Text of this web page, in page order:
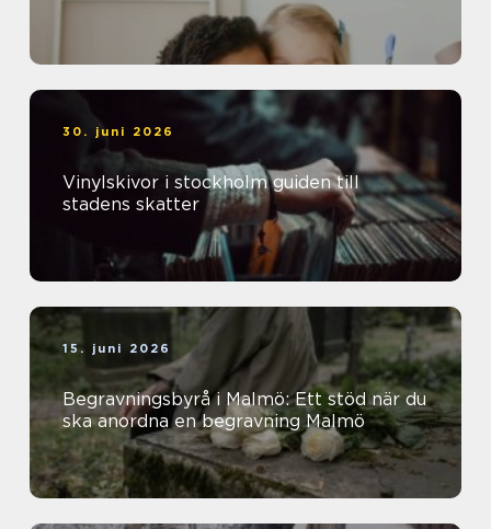
30. juni 2026
Vinylskivor i stockholm guiden till
stadens skatter
15. juni 2026
Begravningsbyrå i Malmö: Ett stöd när du
ska anordna en begravning Malmö